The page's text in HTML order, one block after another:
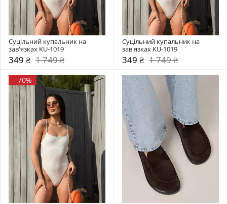
Суцільний купальник на
зав'язках KU-1019
349 ₴ 1 749 ₴
Суцільний купальник на
зав'язках KU-1019
349 ₴ 1 749 ₴
- 70%